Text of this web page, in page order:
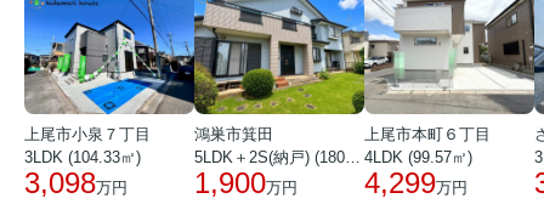
上尾市小泉７丁目
3LDK (104.33㎡)
3,098万円
鴻巣市箕田
1,900万円
上尾市本町６丁目
4LDK (99.57㎡)
4,299万円